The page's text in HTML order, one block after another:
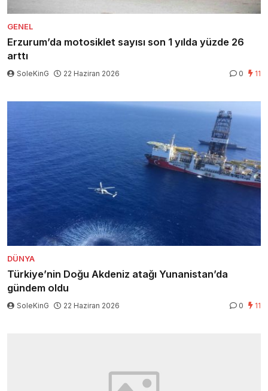
GENEL
Erzurum’da motosiklet sayısı son 1 yılda yüzde 26
arttı
SoleKinG 22 Haziran 2026 0 11
DÜNYA
Türkiye’nin Doğu Akdeniz atağı Yunanistan’da
gündem oldu
SoleKinG 22 Haziran 2026 0 11